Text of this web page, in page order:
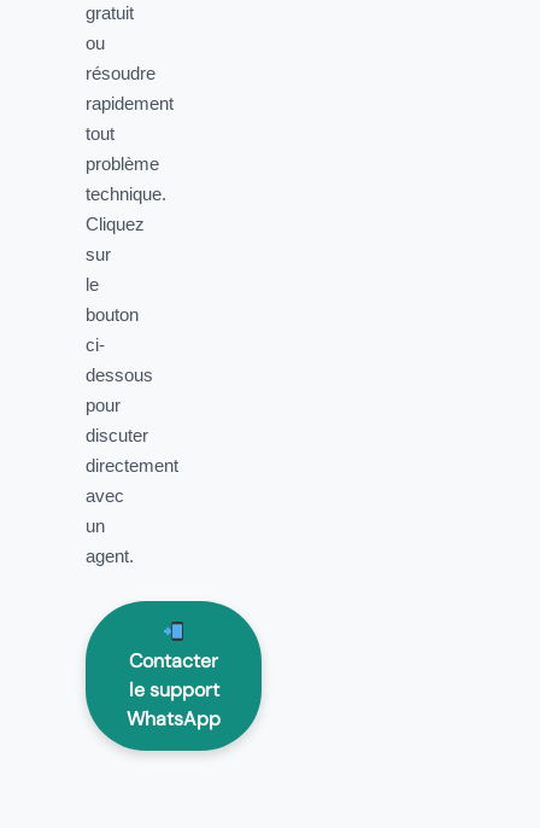
gratuit
ou
résoudre
rapidement
tout
problème
technique.
Cliquez
sur
le
bouton
ci-
dessous
pour
discuter
directement
avec
un
agent.
Contacter
le support
WhatsApp